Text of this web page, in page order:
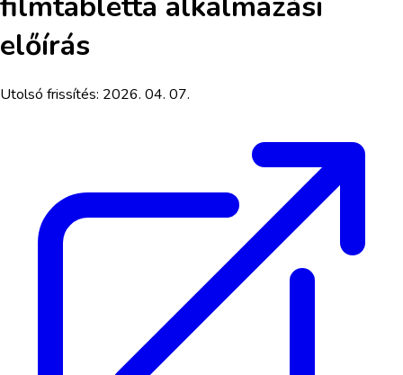
előírás
Utolsó frissítés: 2026. 04. 07.